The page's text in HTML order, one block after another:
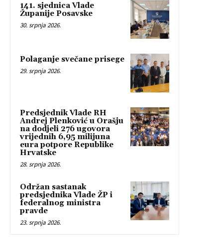
141. sjednica Vlade
Županije Posavske
30. srpnja 2026.
Polaganje svečane prisege
29. srpnja 2026.
Predsjednik Vlade RH
Andrej Plenković u Orašju
na dodjeli 276 ugovora
vrijednih 6,95 milijuna
eura potpore Republike
Hrvatske
28. srpnja 2026.
Održan sastanak
predsjednika Vlade ŽP i
federalnog ministra
pravde
23. srpnja 2026.